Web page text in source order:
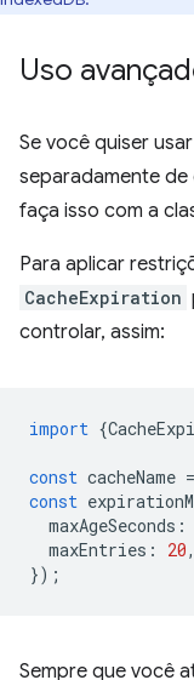
Uso
Se você quiser
separadamente
faça isso com a
Para aplicar
CacheExpiration
controlar, assim:
import {
const cacheName =
const
maxAgeSeconds :
maxEntries : 20,
});
Sempre que você